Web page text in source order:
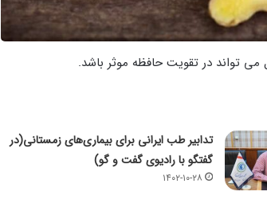
تواند در تقویت حافظه موثر باشد.
تدابیر طب ایرانی برای بیماری‌های زمستانی(در
گفتگو با رادیوی گفت و گو)
۱۴۰۲-۱۰-۲۸